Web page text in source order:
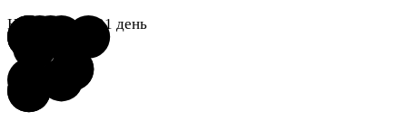
На заказ 14 - 21 день